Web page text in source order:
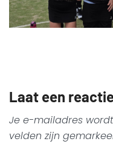
Laat een
Je e-mailadres
velden zijn